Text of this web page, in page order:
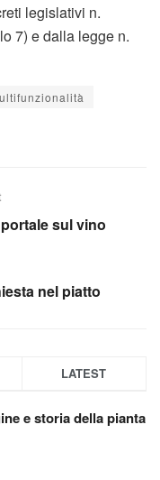
legislativi n.
7) e dalla legge n.
sul vino
nel piatto
LATEST
e storia della pianta